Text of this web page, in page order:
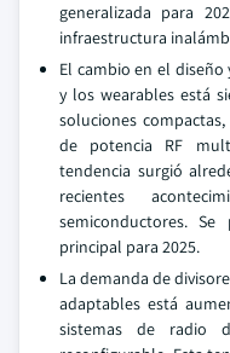
generalizada para
infraestructura
El cambio en el
y los wearables está
soluciones
de potencia RF
tendencia surgió
recientes
semiconductores.
principal para 2025.
La demanda de
adaptables está
sistemas de radio